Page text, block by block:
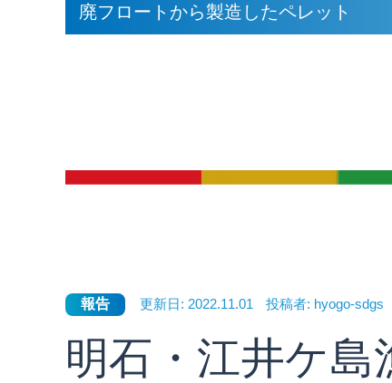
廃フロートから製造したペレット
報告 更新日: 2022.11.01 投稿者: hyogo-sdgs
明石・江井ケ